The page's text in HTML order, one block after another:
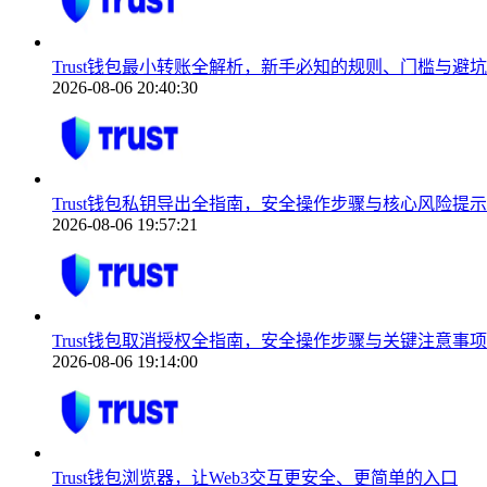
Trust钱包最小转账全解析，新手必知的规则、门槛与避
2026-08-06 20:40:30
Trust钱包私钥导出全指南，安全操作步骤与核心风险提示
2026-08-06 19:57:21
Trust钱包取消授权全指南，安全操作步骤与关键注意事项
2026-08-06 19:14:00
Trust钱包浏览器，让Web3交互更安全、更简单的入口